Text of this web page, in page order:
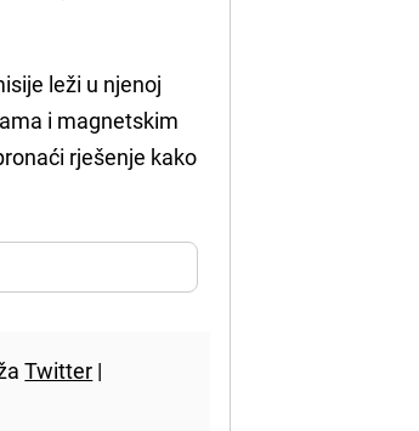
leži u njenoj
i magnetskim
rješenje kako
Twitter |